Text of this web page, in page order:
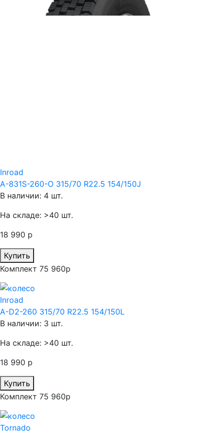
Inroad
A-831S-260-O 315/70 R22.5 154/150J
В наличии: 4 шт.
На складе: >40 шт.
18 990 р
Купить
Комплект 75 960р
Inroad
A-D2-260 315/70 R22.5 154/150L
В наличии: 3 шт.
На складе: >40 шт.
18 990 р
Купить
Комплект 75 960р
Tornado